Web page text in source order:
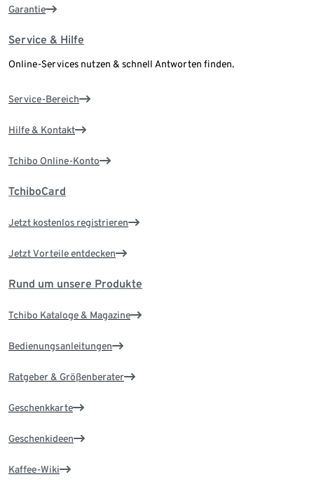
Garantie
Service & Hilfe
Online-Services nutzen & schnell Antworten finden.
Service-Bereich
Hilfe & Kontakt
Tchibo Online-Konto
TchiboCard
Jetzt kostenlos registrieren
Jetzt Vorteile entdecken
Rund um unsere Produkte
Tchibo Kataloge & Magazine
Bedienungsanleitungen
Ratgeber & Größenberater
Geschenkkarte
Geschenkideen
Kaffee-Wiki